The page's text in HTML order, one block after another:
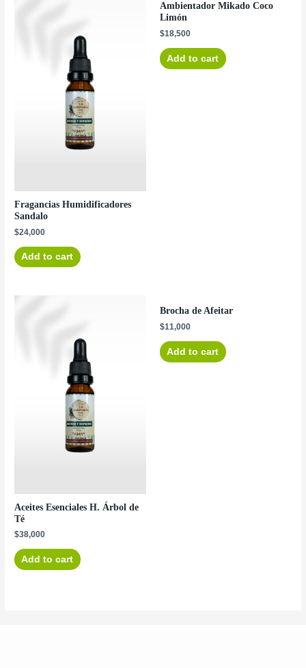
Fragancias Humidificadores
Sandalo
$24,000
Add to cart
Ambientador Mikado Coco
Limón
$18,500
Add to cart
Aceites Esenciales H. Árbol de
Té
$38,000
Add to cart
Brocha de Afeitar
$11,000
Add to cart